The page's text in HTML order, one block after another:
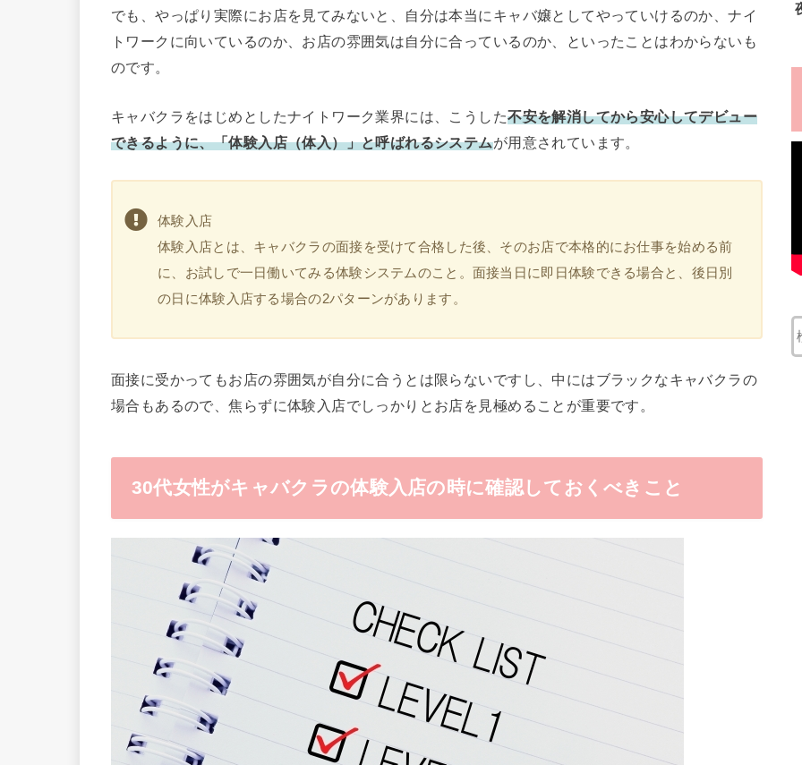
でも、やっぱり実際にお店を見てみないと、自分は本当にキャバ嬢としてやっていけるのか、ナイ
トワークに向いているのか、お店の雰囲気は自分に合っているのか、といったことはわからないも
のです。
キャバクラをはじめとしたナイトワーク業界には、こうした不安を解消してから安心してデビュー
できるように、「体験入店（体入）」と呼ばれるシステムが用意されています。
体験入店
体験入店とは、キャバクラの面接を受けて合格した後、そのお店で本格的にお仕事を始める前
に、お試しで一日働いてみる体験システムのこと。面接当日に即日体験できる場合と、後日別
の日に体験入店する場合の2パターンがあります。
面接に受かってもお店の雰囲気が自分に合うとは限らないですし、中にはブラックなキャバクラの
場合もあるので、焦らずに体験入店でしっかりとお店を見極めることが重要です。
30代女性がキャバクラの体験入店の時に確認しておくべきこと